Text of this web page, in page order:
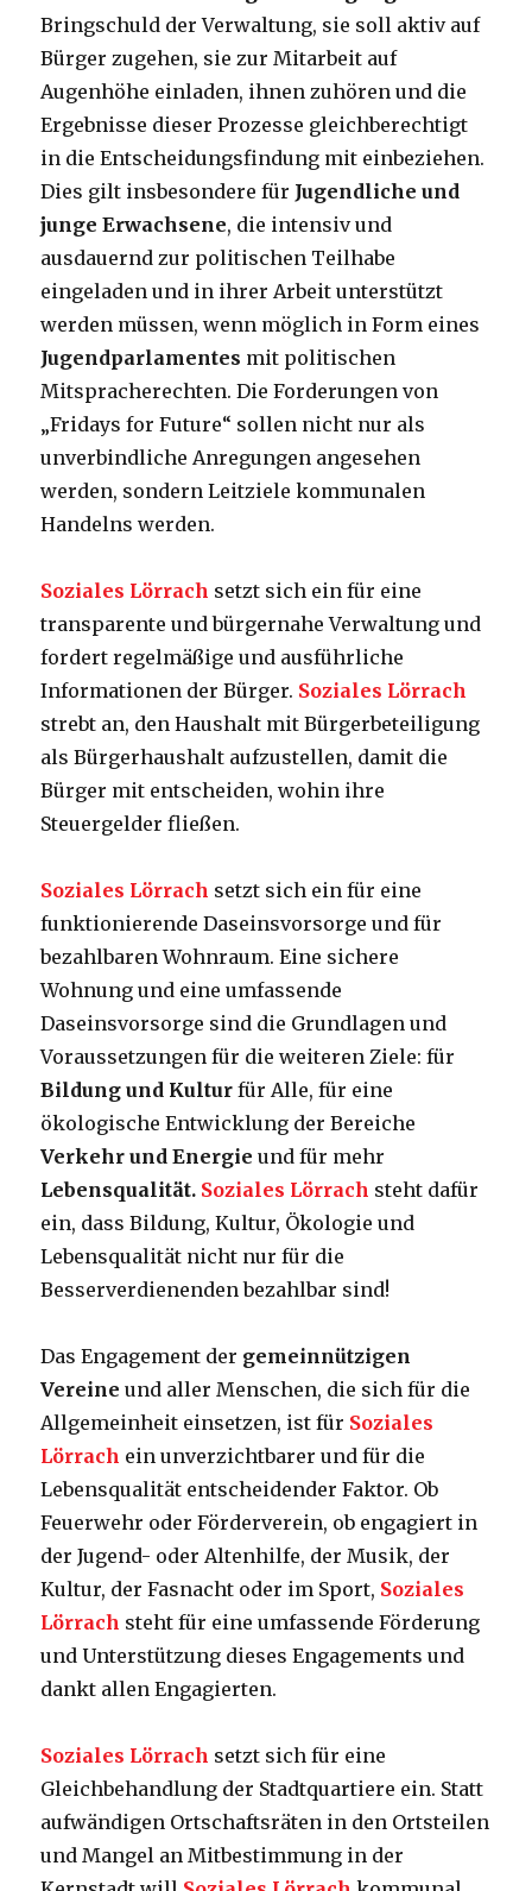
Bringschuld der Verwaltung, sie soll aktiv auf
Bürger zugehen, sie zur Mitarbeit auf
Augenhöhe einladen, ihnen zuhören und die
Ergebnisse dieser Prozesse gleichberechtigt
in die Entscheidungsfindung mit einbeziehen.
Dies gilt insbesondere für Jugendliche und
junge Erwachsene, die intensiv und
ausdauernd zur politischen Teilhabe
eingeladen und in ihrer Arbeit unterstützt
werden müssen, wenn möglich in Form eines
Jugendparlamentes mit politischen
Mitspracherechten. Die Forderungen von
„Fridays for Future“ sollen nicht nur als
unverbindliche Anregungen angesehen
werden, sondern Leitziele kommunalen
Handelns werden.
Soziales Lörrach setzt sich ein für eine
transparente und bürgernahe Verwaltung und
fordert regelmäßige und ausführliche
Informationen der Bürger. Soziales Lörrach
strebt an, den Haushalt mit Bürgerbeteiligung
als Bürgerhaushalt aufzustellen, damit die
Bürger mit entscheiden, wohin ihre
Steuergelder fließen.
Soziales Lörrach setzt sich ein für eine
funktionierende Daseinsvorsorge und für
bezahlbaren Wohnraum. Eine sichere
Wohnung und eine umfassende
Daseinsvorsorge sind die Grundlagen und
Voraussetzungen für die weiteren Ziele: für
Bildung und Kultur für Alle, für eine
ökologische Entwicklung der Bereiche
Verkehr und Energie und für mehr
Lebensqualität. Soziales Lörrach steht dafür
ein, dass Bildung, Kultur, Ökologie und
Lebensqualität nicht nur für die
Besserverdienenden bezahlbar sind!
Das Engagement der gemeinnützigen
Vereine und aller Menschen, die sich für die
Allgemeinheit einsetzen, ist für Soziales
Lörrach ein unverzichtbarer und für die
Lebensqualität entscheidender Faktor. Ob
Feuerwehr oder Förderverein, ob engagiert in
der Jugend- oder Altenhilfe, der Musik, der
Kultur, der Fasnacht oder im Sport, Soziales
Lörrach steht für eine umfassende Förderung
und Unterstützung dieses Engagements und
dankt allen Engagierten.
Soziales Lörrach setzt sich für eine
Gleichbehandlung der Stadtquartiere ein. Statt
aufwändigen Ortschaftsräten in den Ortsteilen
und Mangel an Mitbestimmung in der